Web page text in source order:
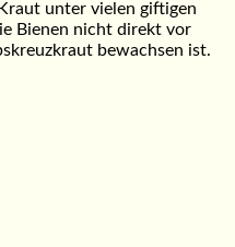
unter vielen giftigen
Bienen nicht direkt vor
bewachsen ist.